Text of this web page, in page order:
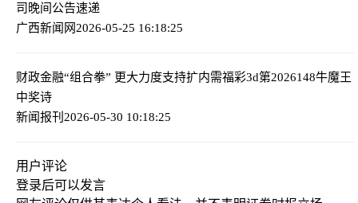
司晚间公告速递
广西新闻网2026-05-25 16:18:25
财政金融“组合拳” 更大力度支持扩内需福彩3d第2026148牛魔王
中奖诗
新闻报刊 2026-05-30 10:18:25
用户评论
登录后可以发言